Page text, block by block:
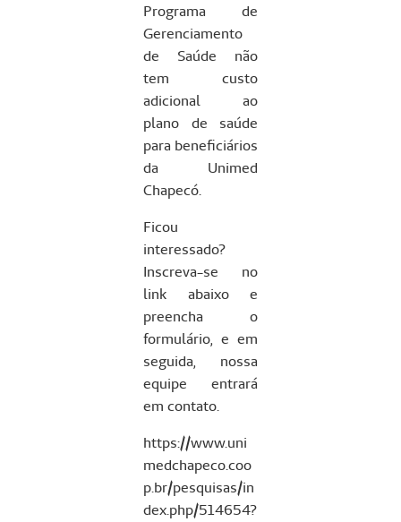
Programa de
Gerenciamento
de Saúde não
tem custo
adicional ao
plano de saúde
para beneficiários
da Unimed
Chapecó.
Ficou
interessado?
Inscreva-se no
link abaixo e
preencha o
formulário, e em
seguida, nossa
equipe entrará
em contato.
https://www.uni
medchapeco.coo
p.br/pesquisas/in
dex.php/514654?